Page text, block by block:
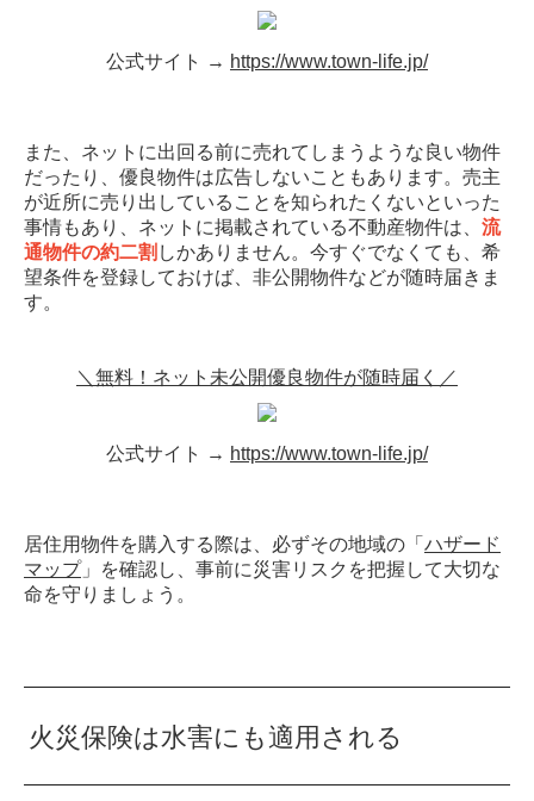
公式サイト → https://www.town-life.jp/
また、ネットに出回る前に売れてしまうような良い物件
だったり、優良物件は広告しないこともあります。売主
が近所に売り出していることを知られたくないといった
事情もあり、ネットに掲載されている不動産物件は、 流
通物件の約二割 しかありません。今すぐでなくても、希
望条件を登録しておけば、非公開物件などが随時届きま
す。
＼無料！ネット未公開優良物件が随時届く／
公式サイト → https://www.town-life.jp/
居住用物件を購入する際は、必ずその地域の「 ハザード
マップ」を確認し、事前に災害リスクを把握して大切な
命を守りましょう。
火災保険は水害にも適用される